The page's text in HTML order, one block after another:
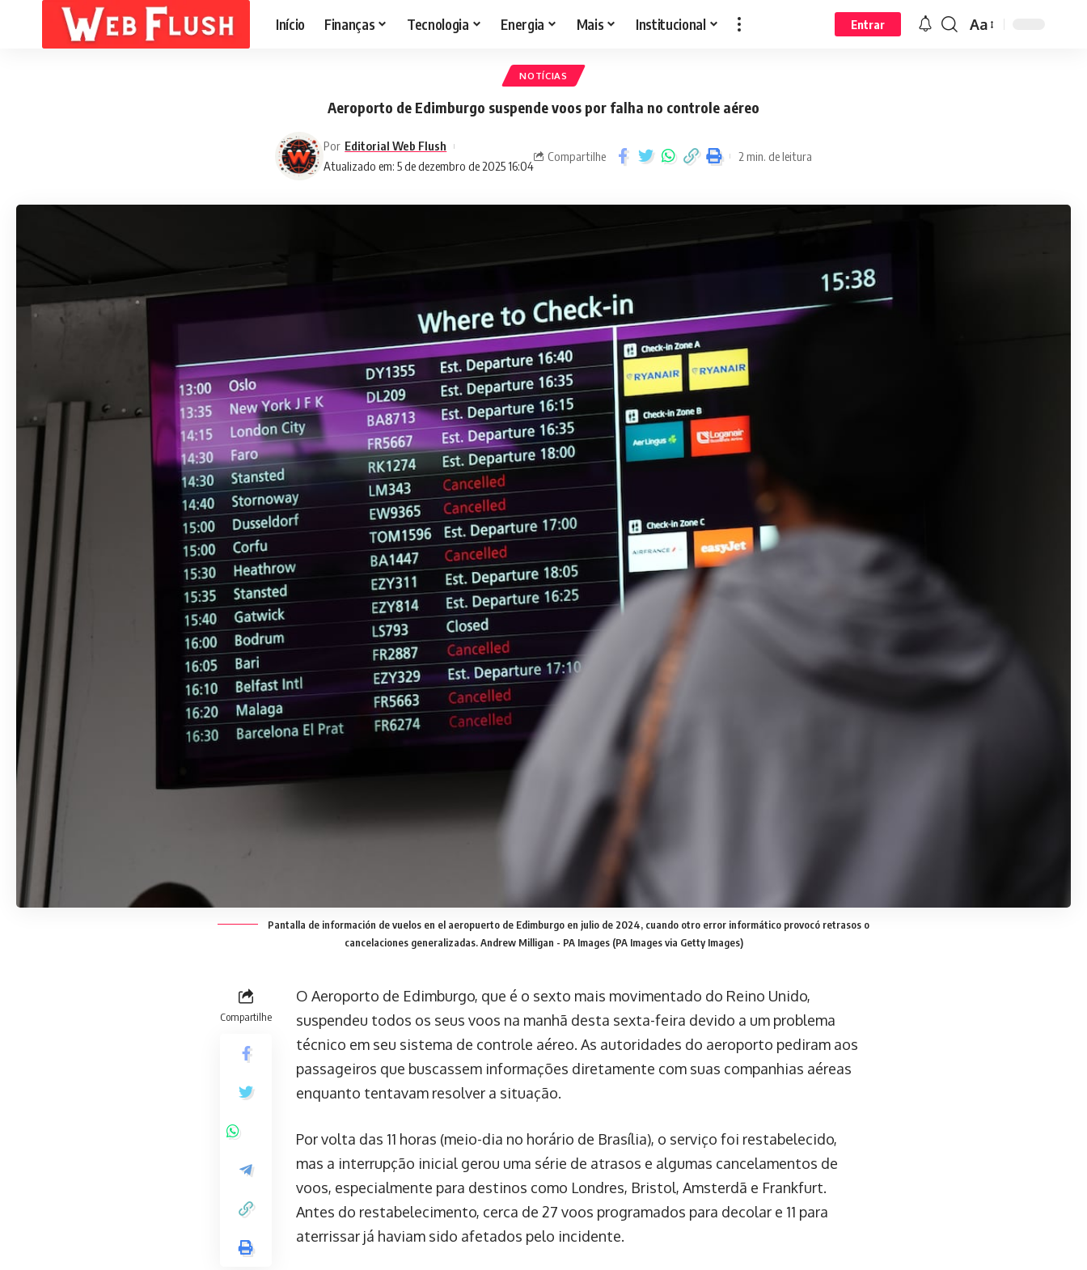
Início Finanças Tecnologia Energia Mais Institucional Entrar Aa
NOTÍCIAS
Aeroporto de Edimburgo suspende voos por falha no controle aéreo
Atualizado em: 5 de dezembro de 2025 16:04
Por Editorial Web Flush
Compartilhe 2 min. de leitura
Pantalla de información de vuelos en el aeropuerto de Edimburgo en julio de 2024, cuando otro error informático provocó retrasos o
cancelaciones generalizadas.Andrew Milligan - PA Images (PA Images via Getty Images)
Compartilhe
O Aeroporto de Edimburgo, que é o sexto mais movimentado do Reino Unido,
suspendeu todos os seus voos na manhã desta sexta-feira devido a um problema
técnico em seu sistema de controle aéreo. As autoridades do aeroporto pediram aos
passageiros que buscassem informações diretamente com suas companhias aéreas
enquanto tentavam resolver a situação.
Por volta das 11 horas (meio-dia no horário de Brasília), o serviço foi restabelecido,
mas a interrupção inicial gerou uma série de atrasos e algumas cancelamentos de
voos, especialmente para destinos como Londres, Bristol, Amsterdã e Frankfurt.
Antes do restabelecimento, cerca de 27 voos programados para decolar e 11 para
aterrissar já haviam sido afetados pelo incidente.